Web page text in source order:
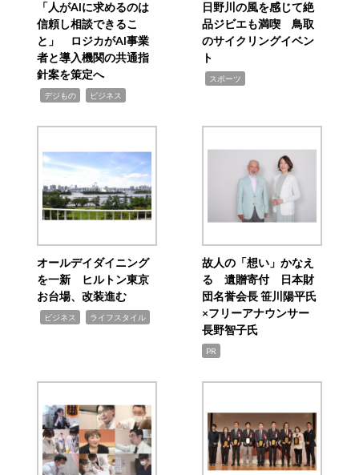
「人がAIに求めるのは
信頼し相談できるこ
と」 ロジカがAI事業
者と導入機関の共通指
針案を策定へ
デジもの ビジネス
日野川の風を感じて絶
品ジビエも満喫 鳥取
のサイクリングイベン
ト
スポーツ
オールデイダイニング
を一新 ヒルトン東京
お台場、改装進む
ビジネス ライフスタイル
故人の「想い」かなえ
る 遺贈寄付 日本財
団名誉会長 笹川陽平氏
×フリーアナウンサー
長野智子氏
PR